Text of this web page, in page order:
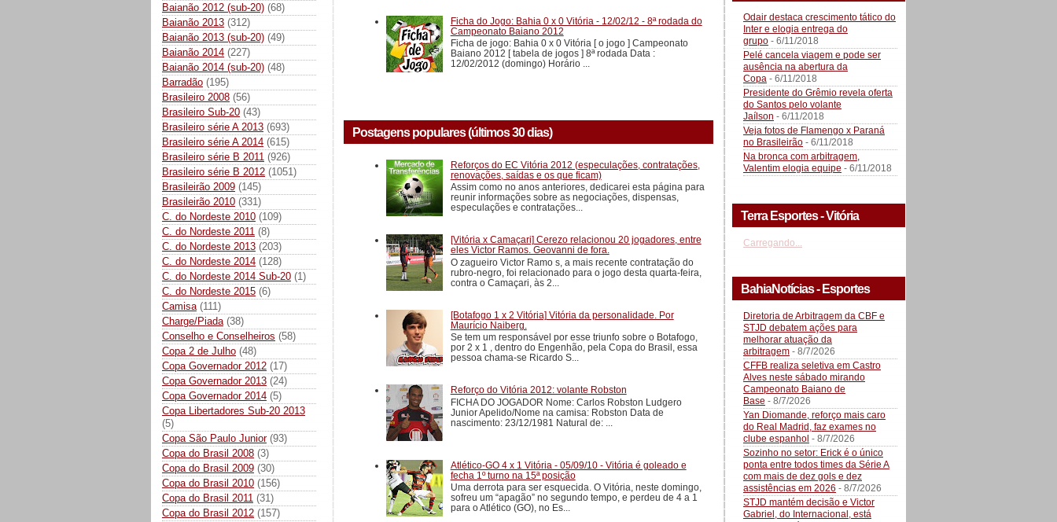
Baianão 2012 (sub-20) (68)
Baianão 2013 (312)
Baianão 2013 (sub-20) (49)
Baianão 2014 (227)
Baianão 2014 (sub-20) (48)
Barradão (195)
Brasileiro 2008 (56)
Brasileiro Sub-20 (43)
Brasileiro série A 2013 (693)
Brasileiro série A 2014 (615)
Brasileiro série B 2011 (926)
Brasileiro série B 2012 (1051)
Brasileirão 2009 (145)
Brasileirão 2010 (331)
C. do Nordeste 2010 (109)
C. do Nordeste 2011 (8)
C. do Nordeste 2013 (203)
C. do Nordeste 2014 (128)
C. do Nordeste 2014 Sub-20 (1)
C. do Nordeste 2015 (6)
Camisa (111)
Charge/Piada (38)
Conselho e Conselheiros (58)
Copa 2 de Julho (48)
Copa Governador 2012 (17)
Copa Governador 2013 (24)
Copa Governador 2014 (5)
Copa Libertadores Sub-20 2013
(5)
Copa São Paulo Junior (93)
Copa do Brasil 2008 (3)
Copa do Brasil 2009 (30)
Copa do Brasil 2010 (156)
Copa do Brasil 2011 (31)
Copa do Brasil 2012 (157)
Ficha do Jogo: Bahia 0 x 0 Vitória - 12/02/12 - 8ª rodada do
Campeonato Baiano 2012
Ficha de jogo: Bahia 0 x 0 Vitória [ o jogo ] Campeonato
Baiano 2012 [ tabela de jogos ] 8ª rodada Data :
12/02/2012 (domingo) Horário ...
Postagens populares (últimos 30 dias)
Reforços do EC Vitória 2012 (especulações, contratações,
renovações, saídas e os que ficam)
Assim como no anos anteriores, dedicarei esta página para
reunir informações sobre as negociações, dispensas,
especulações e contratações...
[Vitória x Camaçari] Cerezo relacionou 20 jogadores, entre
eles Victor Ramos. Geovanni de fora.
O zagueiro Victor Ramo s, a mais recente contratação do
rubro-negro, foi relacionado para o jogo desta quarta-feira,
contra o Camaçari, às 2...
[Botafogo 1 x 2 Vitória] Vitória da personalidade. Por
Maurício Naiberg.
Se tem um responsável por esse triunfo sobre o Botafogo,
por 2 x 1 , dentro do Engenhão, pela Copa do Brasil, essa
pessoa chama-se Ricardo S...
Reforço do Vitória 2012: volante Robston
FICHA DO JOGADOR Nome: Carlos Robston Ludgero
Junior Apelido/Nome na camisa: Robston Data de
nascimento: 23/12/1981 Natural de: ...
Atlético-GO 4 x 1 Vitória - 05/09/10 - Vitória é goleado e
fecha 1º turno na 15ª posição
Uma derrota para ser esquecida. O Vitória, neste domingo,
sofreu um “apagão” no segundo tempo, e perdeu de 4 a 1
para o Atlético (GO), no Es...
Odair destaca crescimento tático do
Inter e elogia entrega do
grupo - 6/11/2018
Pelé cancela viagem e pode ser
ausência na abertura da
Copa - 6/11/2018
Presidente do Grêmio revela oferta
do Santos pelo volante
Jaílson - 6/11/2018
Veja fotos de Flamengo x Paraná
no Brasileirão - 6/11/2018
Na bronca com arbitragem,
Valentim elogia equipe - 6/11/2018
Terra Esportes - Vitória
Carregando...
BahiaNotícias - Esportes
Diretoria de Arbitragem da CBF e
STJD debatem ações para
melhorar atuação da
arbitragem - 8/7/2026
CFFB realiza seletiva em Castro
Alves neste sábado mirando
Campeonato Baiano de
Base - 8/7/2026
Yan Diomande, reforço mais caro
do Real Madrid, faz exames no
clube espanhol - 8/7/2026
Sozinho no setor: Erick é o único
ponta entre todos times da Série A
com mais de dez gols e dez
assistências em 2026 - 8/7/2026
STJD mantém decisão e Victor
Gabriel, do Internacional, está